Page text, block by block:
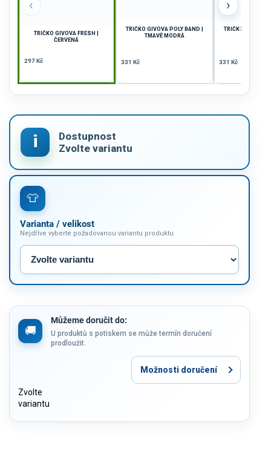
‹
TRIČKO GIVOVA FRESH |
ČERVENÁ
297 Kč
TRIČKO GIVOVA POLY BAND |
TMAVĚ MODRÁ
331 Kč
TRIČKO GIVOVA
331 Kč
›
Varianta / velikost
Nejdříve vyberte požadovanou variantu produktu
Můžeme doručit do:
Zvolte
variantu
U produktů s potiskem se může termín doručení
prodloužit.
Možnosti doručení